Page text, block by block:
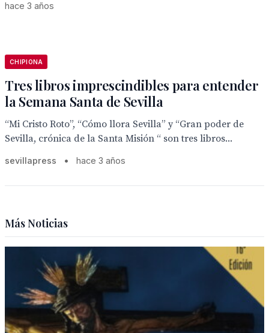
hace 3 años
CHIPIONA
Tres libros imprescindibles para entender
la Semana Santa de Sevilla
“Mi Cristo Roto”, “Cómo llora Sevilla” y “Gran poder de
Sevilla, crónica de la Santa Misión “ son tres libros...
sevillapress • hace 3 años
Más Noticias